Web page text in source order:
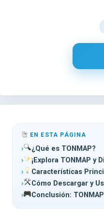
EN ESTA PÁGINA
¿Qué es TONMAP?
¡Explora TONMAP y
Características
Cómo Descargar y
Conclusión: